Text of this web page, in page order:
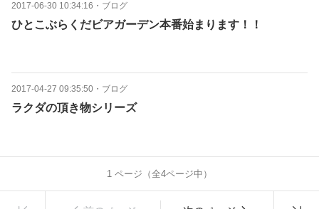
2017-06-30 10:34:16 ・ ブログ
ひとこぶらくだビアガーデン本番始まります！！
2017-04-27 09:35:50 ・ ブログ
ラクダの頂き物シリーズ
1 ページ（全4ページ中）